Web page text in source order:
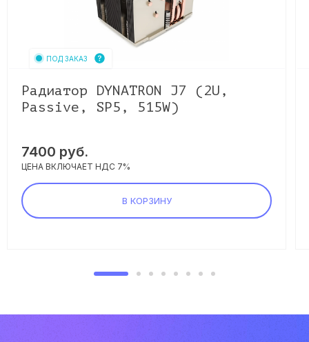
ПОД ЗАКАЗ
Радиатор DYNATRON J7 (2U,
Passive, SP5, 515W)
7400 руб.
ЦЕНА ВКЛЮЧАЕТ НДС 7%
В КОРЗИНУ